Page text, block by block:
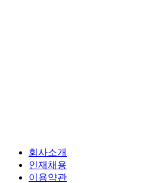
회사소개
인재채용
이용약관